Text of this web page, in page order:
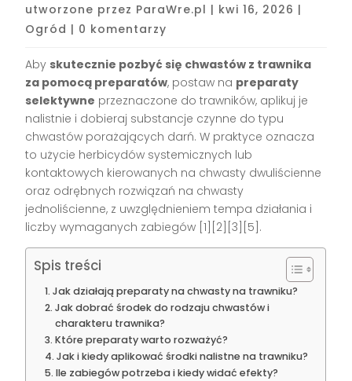
utworzone przez ParaWre.pl | kwi 16, 2026 |
Ogród | 0 komentarzy
Aby skutecznie pozbyć się chwastów z trawnika
za pomocą preparatów, postaw na preparaty
selektywne przeznaczone do trawników, aplikuj je
nalistnie i dobieraj substancje czynne do typu
chwastów porażających darń. W praktyce oznacza
to użycie herbicydów systemicznych lub
kontaktowych kierowanych na chwasty dwuliścienne
oraz odrębnych rozwiązań na chwasty
jednoliścienne, z uwzględnieniem tempa działania i
liczby wymaganych zabiegów [1][2][3][5].
Spis treści
Jak działają preparaty na chwasty na trawniku?
Jak dobrać środek do rodzaju chwastów i
charakteru trawnika?
Które preparaty warto rozważyć?
Jak i kiedy aplikować środki nalistne na trawniku?
Ile zabiegów potrzeba i kiedy widać efekty?